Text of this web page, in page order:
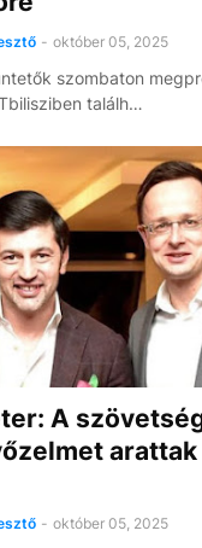
- október 05, 2025
szombaton
találh…
A
arattak
- október 05, 2025